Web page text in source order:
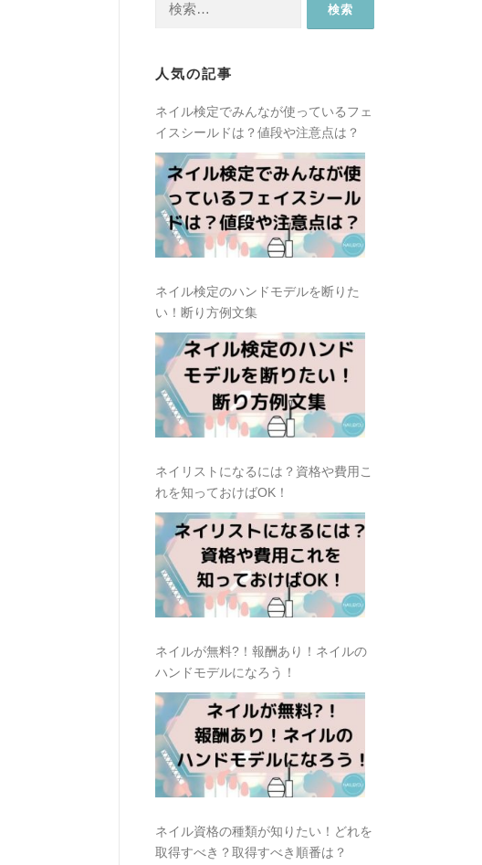
人気の記事
ネイル検定でみんなが使っているフェ
イスシールドは？値段や注意点は？
ネイル検定のハンドモデルを断りた
い！断り方例文集
ネイリストになるには？資格や費用こ
れを知っておけばOK！
ネイルが無料?！報酬あり！ネイルの
ハンドモデルになろう！
ネイル資格の種類が知りたい！どれを
取得すべき？取得すべき順番は？